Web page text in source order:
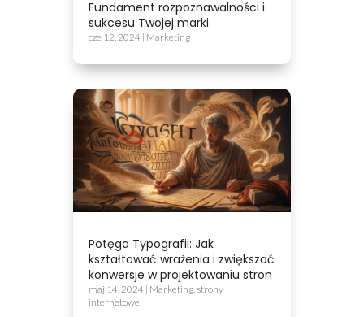
Fundament rozpoznawalności i
sukcesu Twojej marki
cze 12, 2024 | Marketing
Potęga Typografii: Jak
kształtować wrażenia i zwiększać
konwersje w projektowaniu stron
maj 14, 2024 | Marketing, strony
internetowe